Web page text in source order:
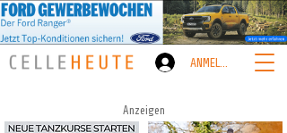
ANMELDEN
Anzeigen